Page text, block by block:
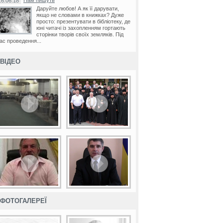
Даруйте любов! А як її дарувати,
якщо не словами в книжках? Дуже
просто: презентувати в бібліотеку, де
юні читачі із захопленням гортають
сторінки творів своїх земляків. Під
проведення...
ВІДЕО
ФОТОГАЛЕРЕЇ